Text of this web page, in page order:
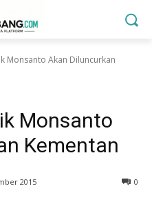
Monsanto Akan Diluncurkan
Monsanto
Kementan
2015 0